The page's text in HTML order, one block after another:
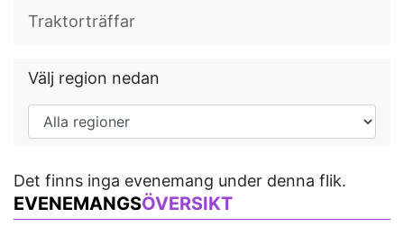
Traktorträffar
Välj region nedan
Det finns inga evenemang under denna flik.
EVENEMANGSÖVERSIKT